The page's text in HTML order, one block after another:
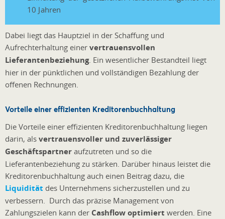
10 Jahren
Dabei liegt das Hauptziel in der Schaffung und
Aufrechterhaltung einer vertrauensvollen
Lieferantenbeziehung. Ein wesentlicher Bestandteil liegt
hier in der pünktlichen und vollständigen Bezahlung der
offenen Rechnungen.
Vorteile einer effizienten Kreditorenbuchhaltung
Die Vorteile einer effizienten Kreditorenbuchhaltung liegen
darin, als vertrauensvoller und zuverlässiger
Geschäftspartner aufzutreten und so die
Lieferantenbeziehung zu stärken. Darüber hinaus leistet die
Kreditorenbuchhaltung auch einen Beitrag dazu, die
Liquidität des Unternehmens sicherzustellen und zu
verbessern. Durch das präzise Management von
Zahlungszielen kann der Cashflow optimiert werden. Eine